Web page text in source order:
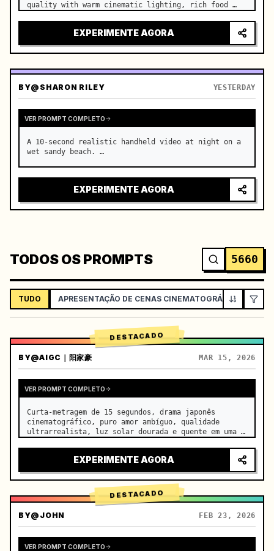
quality with warm cinematic lighting, rich food
EXPERIMENTE AGORA
BY@SHARON RILEY YESTERDAY
VER PROMPT COMPLETO
A 10-second realistic handheld video at night on a
wet sandy beach. …
EXPERIMENTE AGORA
TODOS OS PROMPTS 5660
TUDO APRESENTAÇÃO DE CENAS CINEMATOGRÁFICAS
DESTACADO
BY@AIGC｜阳家豪 MAR 15, 2026
VER PROMPT COMPLETO
Curta-metragem de 15 segundos, drama japonês
cinematográfico, puro amor ambíguo, qualidade
ultrarrealista, luz solar dourada e quente em uma
partículas de poeira fl…
EXPERIMENTE AGORA
DESTACADO
BY@JOHN FEB 23, 2026
VER PROMPT COMPLETO